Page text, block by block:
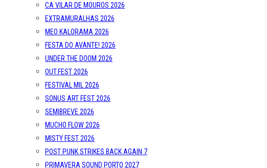
CA VILAR DE MOUROS 2026
EXTRAMURALHAS 2026
MEO KALORAMA 2026
FESTA DO AVANTE! 2026
UNDER THE DOOM 2026
OUT.FEST 2026
FESTIVAL MIL 2026
SONUS ART FEST 2026
SEMIBREVE 2026
MUCHO FLOW 2026
MISTY FEST 2026
POST PUNK STRIKES BACK AGAIN 7
PRIMAVERA SOUND PORTO 2027